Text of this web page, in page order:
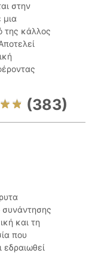
στην
της κάλλος
(383)
συνάντησης
και τη
που
εδραιωθεί